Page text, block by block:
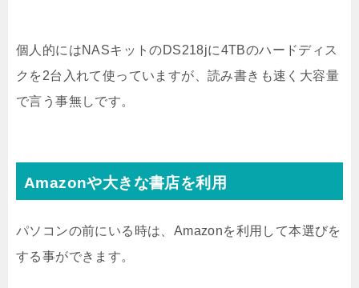
個人的にはNASキットのDS218jに4TBのハードディス
クを2台入れて使っていますが、読み書きも速く大容量
で言う事無しです。
Amazonや大きな書店を利用
パソコンの前にいる時は、Amazonを利用して本選びを
する事ができます。